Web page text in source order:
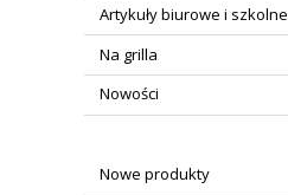
Artykuły biurowe i szkolne
Na grilla
Nowości
Nowe produkty